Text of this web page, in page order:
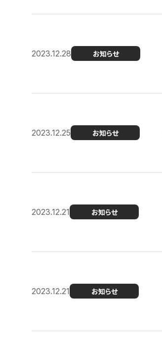
2023.12.28 お知らせ
2023.12.25 お知らせ
2023.12.21 お知らせ
2023.12.21 お知らせ